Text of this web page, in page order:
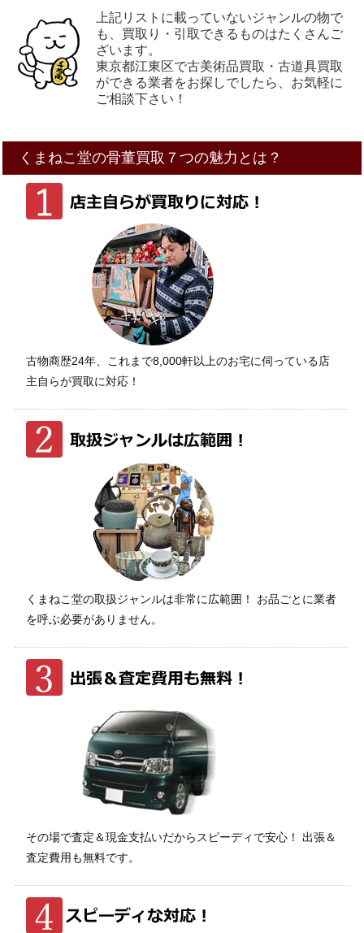
上記リストに載っていないジャンルの物で
も、買取り・引取できるものはたくさんご
ざいます。
東京都江東区で古美術品買取・古道具買取
ができる業者をお探しでしたら、お気軽に
ご相談下さい！
くまねこ堂の骨董買取 ７つの魅力とは？
古物商歴24年、これまで8,000軒以上のお宅に伺っている店
主自らが買取に対応！
くまねこ堂の取扱ジャンルは非常に広範囲！ お品ごとに業者
を呼ぶ必要がありません。
その場で査定＆現金支払いだからスピーディで安心！ 出張＆
査定費用も無料です。